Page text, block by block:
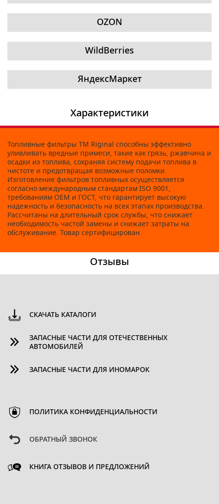
OZON
WildBerries
ЯндексМаркет
Характеристики
Топливные фильтры ТМ Riginal способны эффективно
уливливать вредные примеси, такие как грязь, ржавчина и
осадки из топлива, сохраняя систему подачи топлива в
чистоте и предотвращая возможные поломки.
Изготовление фильтров топливных осуществляется
согласно международным стандартам ISO 9001,
требованиям OEM и ГОСТ, что гарантирует высокую
надежность и безопасность на всех этапах производства.
Рассчитаны на длительный срок службы, что снижает
необходимость частой замены и снижает затраты на
обслуживание. Товар сертифицирован.
Отзывы
СКАЧАТЬ КАТАЛОГИ
ЗАПАСНЫЕ ЧАСТИ ДЛЯ ОТЕЧЕСТВЕННЫХ
АВТОМОБИЛЕЙ
ЗАПАСНЫЕ ЧАСТИ ДЛЯ ИНОМАРОК
ПОЛИТИКА КОНФИДЕНЦИАЛЬНОСТИ
ОБРАТНЫЙ ЗВОНОК
КНИГА ОТЗЫВОВ И ПРЕДЛОЖЕНИЙ